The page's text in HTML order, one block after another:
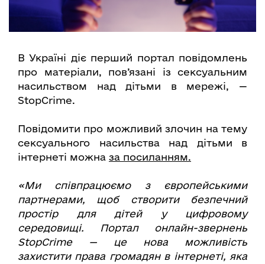
В Україні діє перший портал повідомлень
про матеріали, пов’язані із сексуальним
насильством над дітьми в мережі, —
StopCrime.
Повідомити про можливий злочин на тему
сексуального насильства над дітьми в
інтернеті можна за посиланням.
«Ми співпрацюємо з європейськими
партнерами, щоб створити безпечний
простір для дітей у цифровому
середовищі. Портал онлайн-звернень
StopCrime — це нова можливість
захистити права громадян в інтернеті, яка